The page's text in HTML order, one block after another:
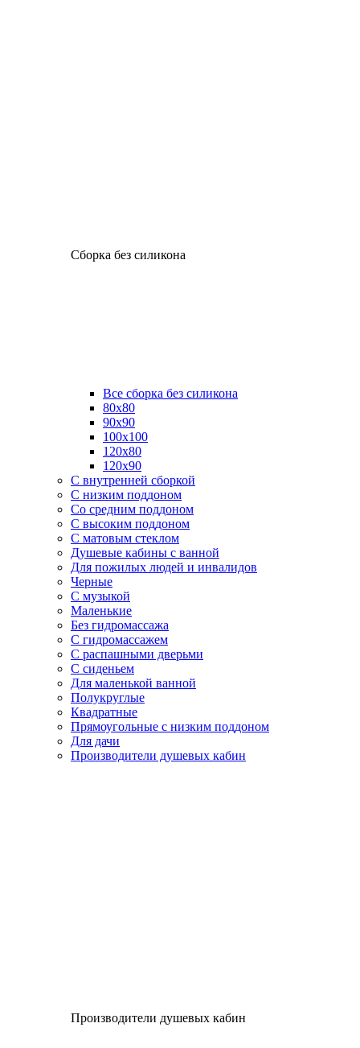
Сборка без силикона
Все сборка без силикона
80х80
90х90
100х100
120х80
120х90
С внутренней сборкой
C низким поддоном
Со средним поддоном
С высоким поддоном
С матовым стеклом
Душевые кабины с ванной
Для пожилых людей и инвалидов
Черные
С музыкой
Маленькие
Без гидромассажа
С гидромассажем
С распашными дверьми
С сиденьем
Для маленькой ванной
Полукруглые
Квадратные
Прямоугольные с низким поддоном
Для дачи
Производители душевых кабин
Производители душевых кабин